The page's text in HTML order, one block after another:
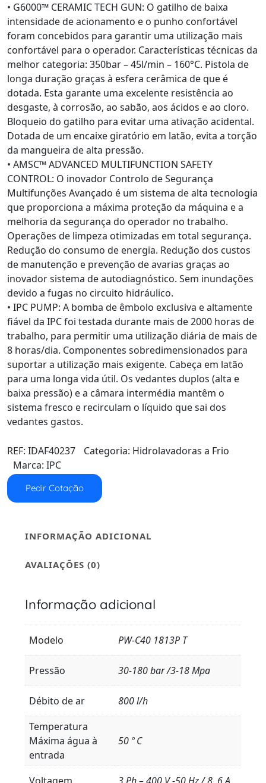
• G6000™ CERAMIC TECH GUN: O gatilho de baixa
intensidade de acionamento e o punho confortável
foram concebidos para garantir uma utilização mais
confortável para o operador. Características técnicas da
melhor categoria: 350bar – 45l/min – 160°C. Pistola de
longa duração graças à esfera cerâmica de que é
dotada. Esta garante uma excelente resistência ao
desgaste, à corrosão, ao sabão, aos ácidos e ao cloro.
Bloqueio do gatilho para evitar uma ativação acidental.
Dotada de um encaixe giratório em latão, evita a torção
da mangueira de alta pressão.
• AMSC™ ADVANCED MULTIFUNCTION SAFETY
CONTROL: O inovador Controlo de Segurança
Multifunções Avançado é um sistema de alta tecnologia
que proporciona a máxima proteção da máquina e a
melhoria da segurança do operador no trabalho.
Operações de limpeza otimizadas em total segurança.
Redução do consumo de energia. Redução dos custos
de manutenção e prevenção de avarias graças ao
inovador sistema de autodiagnóstico. Sem inundações
devido a fugas no circuito hidráulico.
• IPC PUMP: A bomba de êmbolo exclusiva e altamente
fiável da IPC foi testada durante mais de 2000 horas de
trabalho, para permitir uma utilização diária de mais de
8 horas/dia. Componentes sobredimensionados para
suportar a utilização mais exigente. Cabeça em latão
para uma longa vida útil. Os vedantes duplos (alta e
baixa pressão) e a câmara intermédia mantêm o
sistema fresco e recirculam o líquido que sai dos
vedantes gastos.
REF: IDAF40237 Categoria: Hidrolavadoras a Frio
Marca: IPC
Pedir Cotação
INFORMAÇÃO ADICIONAL
AVALIAÇÕES (0)
Informação adicional
Modelo PW-C40 1813P T
Pressão 30-180 bar /3-18 Mpa
Débito de ar
800 l/h
Temperatura
Máxima água à
entrada
50 º C